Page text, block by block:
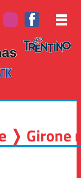
❭ Girone